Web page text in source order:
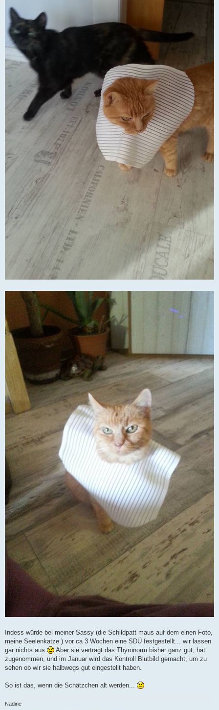
Indess würde bei meiner Sassy (die Schildpatt maus auf dem einen Foto,
meine Seelenkatze ) vor ca 3 Wochen eine SDÜ festgestellt... wir lassen
gar nichts aus
Aber sie verträgt das Thyronorm bisher ganz gut, hat
zugenommen, und im Januar wird das Kontroll Blutbild gemacht, um zu
sehen ob wir sie halbwegs gut eingestellt haben.
So ist das, wenn die Schätzchen alt werden...
Nadine